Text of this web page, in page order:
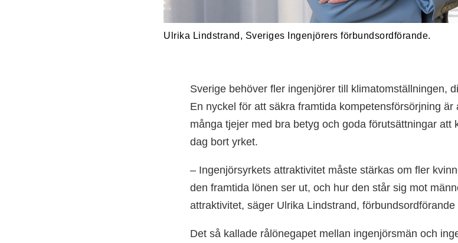
Ulrika Lindstrand, Sveriges Ingenjörers förbundsordförande.
Sverige behöver fler ingenjörer till klimatomställningen,
En nyckel för att säkra framtida kompetensförsörjning
många tjejer med bra betyg och goda förutsättningar att
dag bort yrket.
– Ingenjörsyrkets attraktivitet måste stärkas om fler
den framtida lönen ser ut, och hur den står sig mot
attraktivitet, säger Ulrika Lindstrand,
Det så kallade rålönegapet mellan ingenjörsmän och